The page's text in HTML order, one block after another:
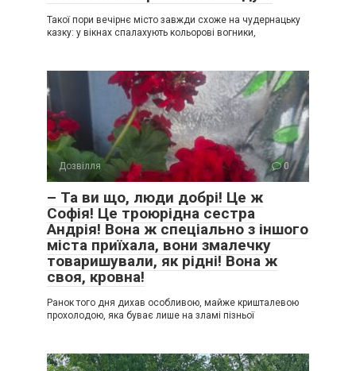
Такої пори вечірнє місто завжди схоже на чудернацьку
казку: у вікнах спалахують кольорові вогники,
Дозвілля 0
– Та ви що, люди добрі! Це ж
Софія! Це троюрідна сестра
Андрія! Вона ж спеціально з іншого
міста приїхала, вони змалечку
товаришували, як рідні! Вона ж
своя, кровна!
Ранок того дня дихав особливою, майже кришталевою
прохолодою, яка буває лише на зламі пізньої